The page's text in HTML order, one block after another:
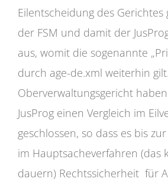
Eilentscheidung des Gerichtes
der FSM und damit der
aus, womit die sogenannte
durch age-de.xml weiterhin
Oberverwaltungsgericht haben
JusProg einen Vergleich im
geschlossen, so dass es bis
im Hauptsacheverfahren (das
dauern) Rechtssicherheit für